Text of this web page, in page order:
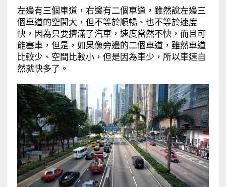
左邊有三個車道，右邊有二個車道，雖然說左邊三
個車道的空間大，但不等於順暢、也不等於速度
快，因為只要擠滿了汽車，速度當然不快，而且可
能塞車，但是，如果像旁邊的二個車道，雖然車道
比較少、空間比較小，但是因為車少，所以車速自
然就快多了。